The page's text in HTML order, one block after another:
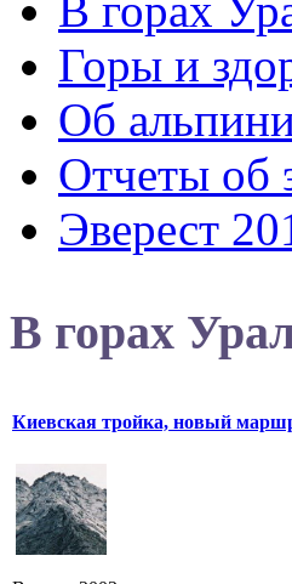
Горы и
Об
Отчеты об
Эверест
В горах
Киевская тройка, новый